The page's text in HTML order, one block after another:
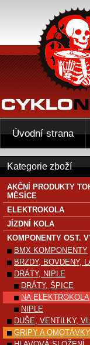
Kategorie zboží
AKČNÍ PRODUKTY
MĚSÍCE
ELEKTROKOLA
JÍZDNÍ KOLA
KOMPONENTY OST.
BMX KOMPONENTY
BRZDY, BOVDENY,
DRÁTY, NIPLE
DRÁTY, ŠPICE
NA ELEKTROKOLA
NIPLE
DUŠE, VENTILKY,
GRIPY A OMOTÁVKY
Úvodní strana